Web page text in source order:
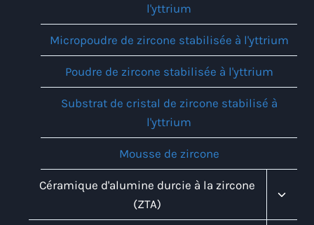
l'yttrium
Micropoudre de zircone stabilisée à l'yttrium
Poudre de zircone stabilisée à l'yttrium
Substrat de cristal de zircone stabilisé à
l'yttrium
Mousse de zircone
Céramique d'alumine durcie à la zircone
(ZTA)
Child